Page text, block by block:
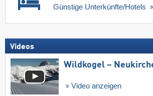
Günstige Unterkünfte/Hotels
Videos
Wildkogel –
Video anzeigen